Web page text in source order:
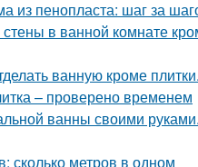
из пенопласта: шаг за
в ванной комнате
ванную кроме плитки.
– проверено временем
ванны своими
сколько метров в одном